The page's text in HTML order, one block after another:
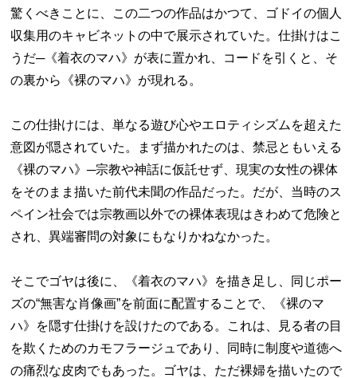
驚くべきことに、この二つの作品はかつて、ゴドイの個人
収集用のキャビネットの中で展示されていた。仕掛けはこ
うだ─《着衣のマハ》が表に置かれ、コードを引くと、そ
の裏から《裸のマハ》が現れる。
この仕掛けには、単なる遊び心やエロティシズムを超えた
意図が隠されていた。まず描かれたのは、禁忌ともいえる
《裸のマハ》─宗教や神話に仮託せず、現実の女性の裸体
をそのまま描いた前代未聞の作品だった。だが、当時のス
ペイン社会では宗教画以外での裸体表現はきわめて危険と
され、異端審問の対象にもなりかねなかった。
そこでゴヤは後に、《着衣のマハ》を描き足し、同じポー
ズの“無害な肖像画”を前面に配置することで、《裸のマ
ハ》を隠す仕掛けを設けたのである。これは、見る者の目
を欺くためのカモフラージュであり、同時に制度や道徳へ
の痛烈な皮肉でもあった。ゴヤは、ただ裸婦を描いたので